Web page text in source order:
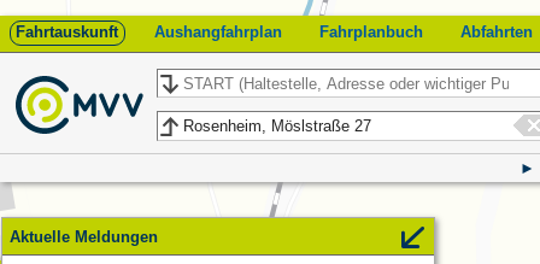
Fahrtauskunft Aushangfahrplan Fahrplanbuch Abfahrten
Start
Ziel
Aktuelle Meldungen